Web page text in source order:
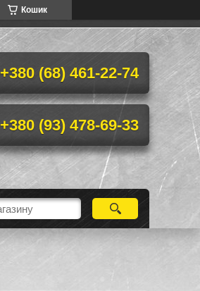
Кошик
+380 (68) 461-22-74
+380 (93) 478-69-33